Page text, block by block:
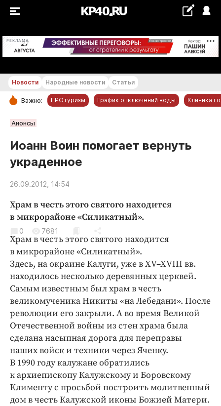
РЕКЛАМА +18...+19 °С
РУБРИКИ
Обнинск
Статьи
Народные новости
Благоустройство
Криминал
Культура
Недвижимость и ЖКХ
Образование
Общество
Погода
Праздники
Происшествия
Спорт
Экономика и бизнес
ПРОЕКТЫ
Блоги
Новости Народные новости Статьи
Важно: ПРОтуризм График отключений воды Клиника
Анонсы
Иоанн Воин помогает вернуть
украденное
26.09.2012, 14:54
Храм в честь этого святого находится
в микрорайоне «Силикатный».
0 7681
Храм в честь этого святого находится
в микрорайоне «Силикатный».
Здесь, на окраине Калуги, уже в XV–XVIII вв.
находилось несколько деревянных церквей.
Самым известным был храм в честь
великомученика Никиты «на Лебедани». После
революции его закрыли. А во время Великой
Отечественной войны из стен храма была
сделана насыпная дорога для переправы
наших войск и техники через Яченку.
В 1990 году калужане обратились
к архиепископу Калужскому и Боровскому
Клименту с просьбой построить молитвенный
дом в честь Калужской иконы Божией Матери.